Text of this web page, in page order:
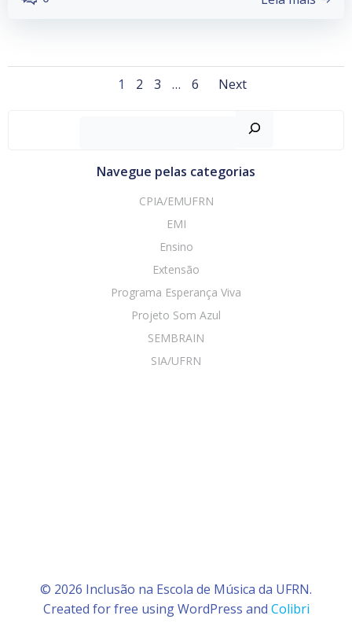
Posts
navigation
Page
1 Page
2 Page
3 … Page
6
Posts
Next
Navegue pelas categorias
CPIA/EMUFRN
EMI
Ensino
Extensão
Programa Esperança Viva
Projeto Som Azul
SEMBRAIN
SIA/UFRN
© 2026 Inclusão na Escola de Música da UFRN.
Created for free using WordPress and Colibri